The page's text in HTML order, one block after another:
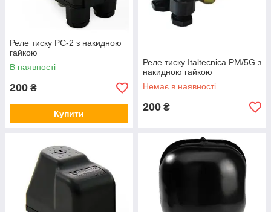
Реле тиску PC-2 з накидною
гайкою
В наявності
200 ₴
Купити
Реле тиску Italtecnica PM/5G з
накидною гайкою
Немає в наявності
200 ₴